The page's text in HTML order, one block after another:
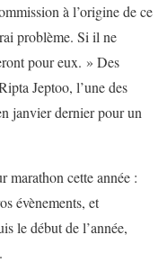
à l’origine de ce
problème. Si il ne
pour eux. » Des
Jeptoo, l’une des
janvier dernier pour un
marathon cette année :
évènements, et
le début de l’année,